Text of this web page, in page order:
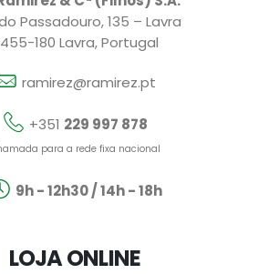
Passadouro, 135 – Lavra
180 Lavra, Portugal
ramirez@ramirez.pt
+351 229 997 878
para a rede fixa nacional
9h - 12h30 / 14h - 18h
LOJA ONLINE